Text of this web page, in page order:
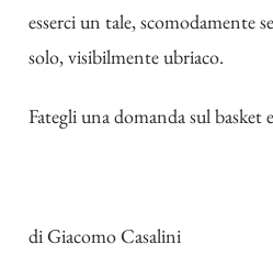
esserci un tale, scomodamente
solo, visibilmente ubriaco.
Fategli una domanda sul basket
diGiacomo Casalini